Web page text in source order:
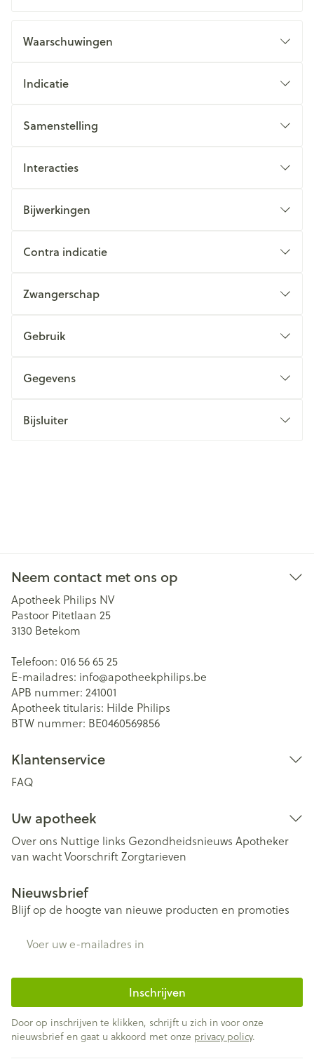
Waarschuwingen
Indicatie
Samenstelling
Interacties
Bijwerkingen
Contra indicatie
Zwangerschap
Gebruik
Gegevens
Bijsluiter
Neem contact met ons op
Apotheek Philips NV
Pastoor Pitetlaan 25
3130 Betekom
Telefoon: 016 56 65 25
E-mailadres: info@apotheekphilips.be
APB nummer: 241001
Apotheek titularis: Hilde Philips
BTW nummer: BE0460569856
Klantenservice
FAQ
Uw apotheek
Over ons Nuttige links Gezondheidsnieuws Apotheker
van wachtVoorschriftZorgtarieven
Nieuwsbrief
Blijf op de hoogte van nieuwe producten en promoties
Inschrijven
Door op inschrijven te klikken, schrijft u zich in voor onze
nieuwsbrief en gaat u akkoord met onze privacy policy.